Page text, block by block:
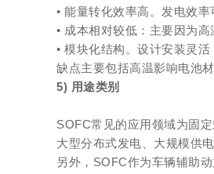
• 能量转化效率高。发电效
• 成本相对较低：主要因为高
• 模块化结构。设计安装灵活
缺点主要包括高温影响电池
5) 用途类别
SOFC常见的应用领域为固
大型分布式发电、大规模供
另外，SOFC作为车辆辅助